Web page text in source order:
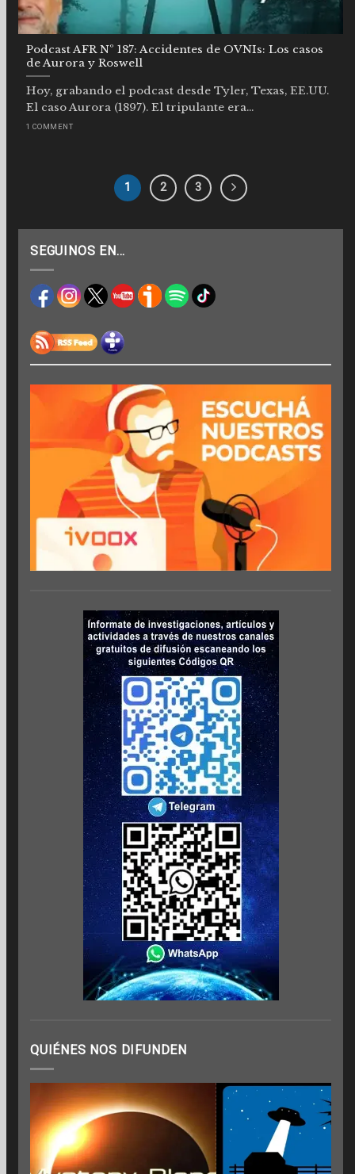
Podcast AFR Nº 187: Accidentes de OVNIs: Los casos
de Aurora y Roswell
Hoy, grabando el podcast desde Tyler, Texas, EE.UU.
El caso Aurora (1897). El tripulante era...
1 COMMENT
1 2 3
SEGUINOS EN…
QUIÉNES NOS DIFUNDEN